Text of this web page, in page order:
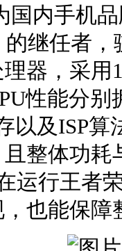
国内手机
继任者
器，采用
性能分
以及ISP
整体功
运行王者
也能保